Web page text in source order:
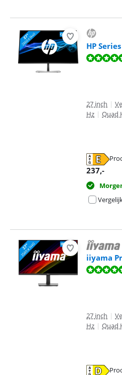
HP
Beoordeling is 9,3 van de 10,
27 inch |
Hz | Quad
237,-
iiyama
Beoordeling is 9,2 van de 10,
27 inch |
Hz | Quad